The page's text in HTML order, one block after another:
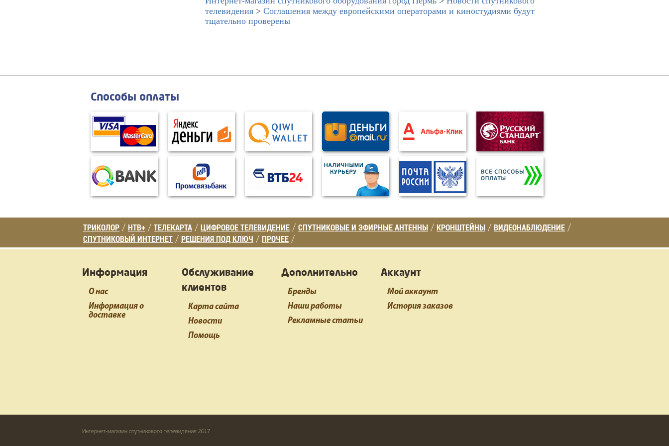
телевидения > Соглашения между европейскими операторами и киностудиями будут
тщательно проверены
Способы оплаты
ТРИКОЛОР / НТВ+ / ТЕЛЕКАРТА / ЦИФРОВОЕ ТЕЛЕВИДЕНИЕ / СПУТНИКОВЫЕ И ЭФИРНЫЕ АНТЕННЫ / КРОНШТЕЙНЫ / ВИДЕОНАБЛЮДЕНИЕ /
СПУТНИКОВЫЙ ИНТЕРНЕТ / РЕШЕНИЯ ПОД КЛЮЧ / ПРОЧЕЕ /
Информация
О нас
Информация о
доставке
Обслуживание
клиентов
Карта сайта
Новости
Помощь
Дополнительно
Бренды
Наши работы
Рекламные статьи
Аккаунт
Мой аккаунт
История заказов
Интернет-магазин спутникового телевидения 2017